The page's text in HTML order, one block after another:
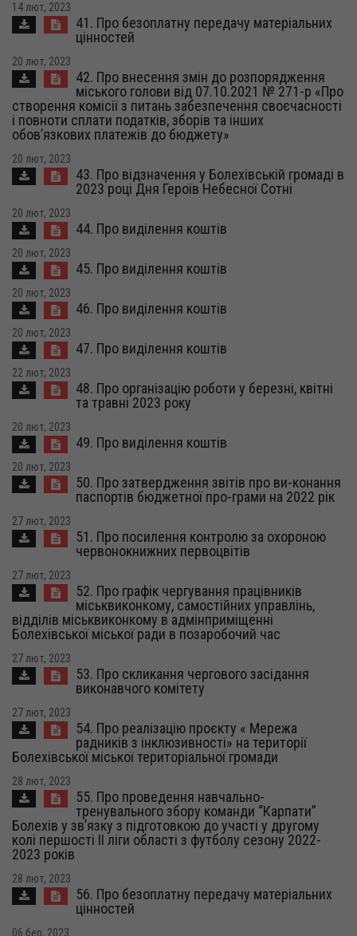
14 лют, 2023
41. Про безоплатну передачу матеріальних
цінностей
20 лют, 2023
42. Про внесення змін до розпорядження
міського голови від 07.10.2021 № 271-р «Про
створення комісії з питань забезпечення своєчасності
і повноти сплати податків, зборів та інших
обов’язкових платежів до бюджету»
20 лют, 2023
43. Про відзначення у Болехівській громаді в
2023 році Дня Героїв Небесної Сотні
20 лют, 2023
44. Про виділення коштів
20 лют, 2023
45. Про виділення коштів
20 лют, 2023
46. Про виділення коштів
20 лют, 2023
47. Про виділення коштів
22 лют, 2023
48. Про організацію роботи у березні, квітні
та травні 2023 року
20 лют, 2023
49. Про виділення коштів
20 лют, 2023
50. Про затвердження звітів про ви-конання
паспортів бюджетної про-грами на 2022 рік
27 лют, 2023
51. Про посилення контролю за охороною
червонокнижних первоцвітів
27 лют, 2023
52. Про графік чергування працівників
міськвиконкому, самостійних управлінь,
відділів міськвиконкому в адмінприміщенні
Болехівської міської ради в позаробочий час
27 лют, 2023
53. Про скликання чергового засідання
виконавчого комітету
27 лют, 2023
54. Про реалізацію проєкту « Мережа
радників з інклюзивності» на території
Болехівської міської територіальної громади
28 лют, 2023
55. Про проведення навчально-
тренувального збору команди “Карпати”
Болехів у зв’язку з підготовкою до участі у другому
колі першості ІІ ліги області з футболу сезону 2022-
2023 років
28 лют, 2023
56. Про безоплатну передачу матеріальних
цінностей
06 бер, 2023